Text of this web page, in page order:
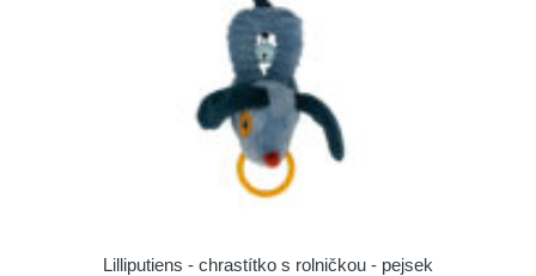
Lilliputiens - chrastítko s rolničkou - pejsek